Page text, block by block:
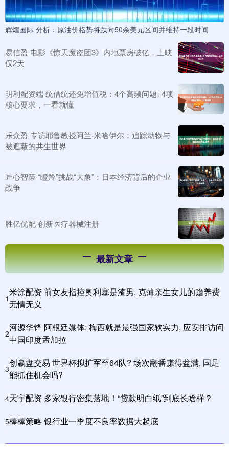
辉煌国际 分析：原油价格势将跌向50余美元区间并维持一段时间
易信盈 电影《惊天魔盗团3》内地票房破亿，上映
仅2天
明利配资端 统借统还免增值税：4个高频问题+4项
核心要求，一看就懂
乐众盈 专访耶鲁教授阿兰·米哈伊尔：追踪动物与
被遮蔽的共生世界
匠心智策 “瞪羚”挑战“大象”：日本经济背后的企业
战争
胜亿优配 创新医疗器械注册
最新文章
1
米涂配资 前女友指控奥利塞是渣男, 克薄亲生女儿的赡养费
无情无义
2
河源华锋 阿根廷媒体: 梅西就是最强国家软实力, 应安排访问
中国印度孟加拉
3
创赢盘交易 世界杯拟扩军至64队? 场次翻番赚得盆满, 国足
能抓住机会吗?
4天宇配资 多家银行密集落地！“贷款明白纸”到底长啥样？
5棒棒策略 银行业一季度不良率数据大起底